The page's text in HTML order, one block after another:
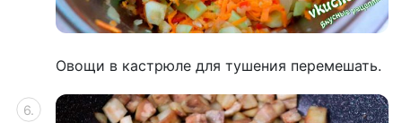
Овощи в кастрюле для тушения перемешать.